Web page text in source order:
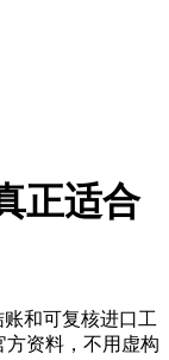
正适合
和可复核进口工
资料，不用虚构